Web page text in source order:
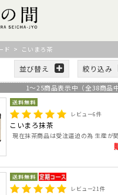
ド > こいまろ茶
並び替え 絞り込み
1～25商品表示中（全38商品
レビュー6件
こいまろ抹茶
現在抹茶商品は受注逼迫の為 生産が
レビュー21件